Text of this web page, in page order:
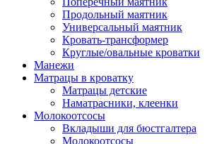
Продольный маятник
Универсальный маятник
Кровать-трансформер
Круглые/овальные кроватки
Манежи
Матрацы в кроватку
Матрацы детские
Наматрасники, клеенки
Молокоотсосы
Вкладыши для бюстгалтера
Молокоотсосы